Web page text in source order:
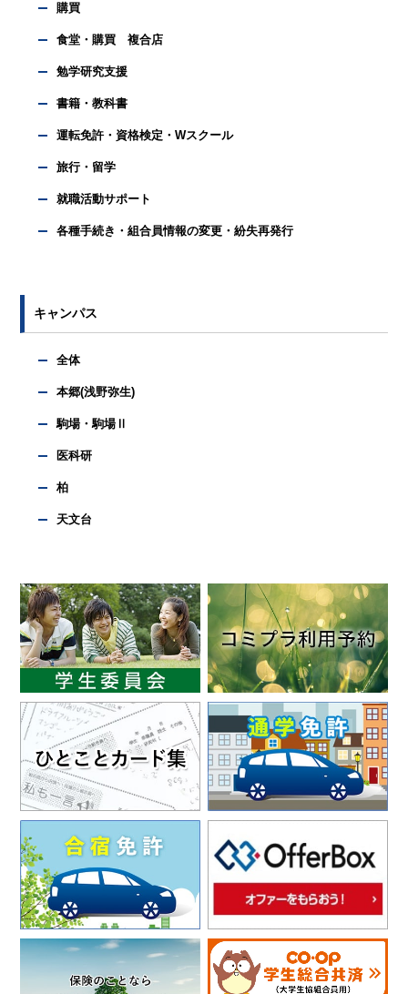
購買
食堂・購買 複合店
勉学研究支援
書籍・教科書
運転免許・資格検定・Wスクール
旅行・留学
就職活動サポート
各種手続き・組合員情報の変更・紛失再発行
キャンパス
全体
本郷(浅野弥生)
駒場・駒場Ⅱ
医科研
柏
天文台